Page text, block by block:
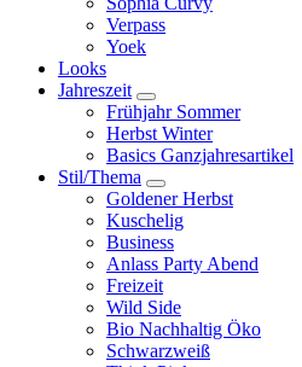
Verpass
Yoek
Looks
Jahreszeit
Frühjahr Sommer
Herbst Winter
Basics Ganzjahresartikel
Stil/Thema
Goldener Herbst
Kuschelig
Business
Anlass Party Abend
Freizeit
Wild Side
Bio Nachhaltig Öko
Schwarzweiß